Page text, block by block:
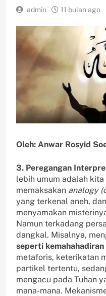
admin 11 bulan ago
Oleh: Anwar Rosyid
3. Peregangan
lebih umum adalah
memaksakan analogy
yang terkenal aneh,
menyamakan
Namun terkadang
dangkal. Misalnya,
seperti kemahahadiran
metaforis, keterikatan
partikel tertentu,
mengacu pada Tuhan
mana-mana.